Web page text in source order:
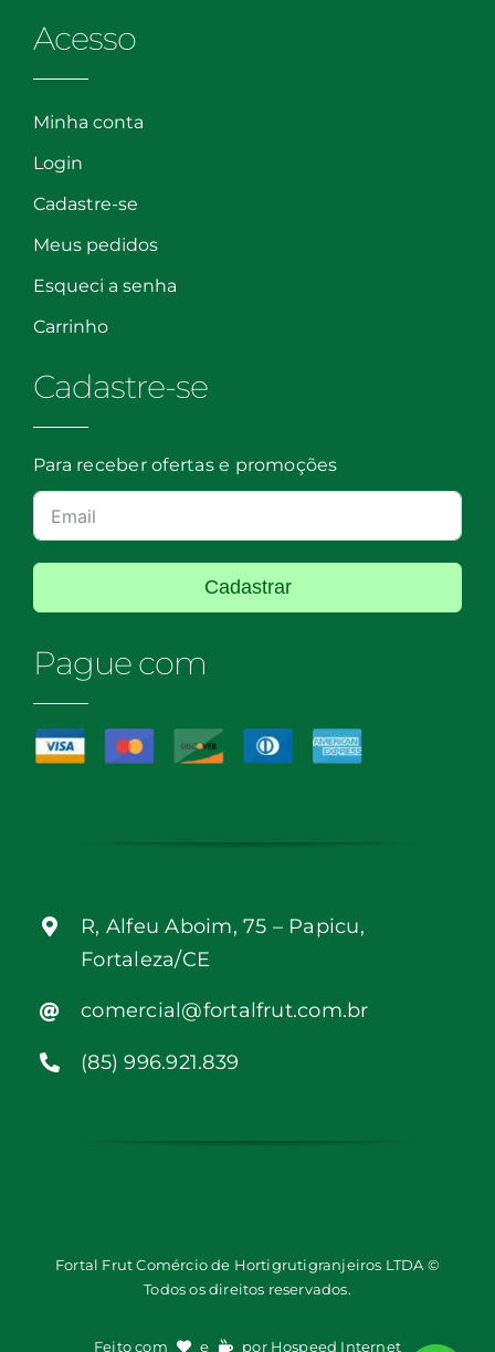
Acesso
Minha conta
Login
Cadastre-se
Meus pedidos
Esqueci a senha
Carrinho
Cadastre-se
Para receber ofertas e promoções
Cadastrar
Pague com
R, Alfeu Aboim, 75 – Papicu,
Fortaleza/CE
comercial@fortalfrut.com.br
(85) 996.921.839
Fortal Frut Comércio de Hortigrutigranjeiros LTDA ©
Todos os direitos reservados.
Feito com e por Hospeed Internet